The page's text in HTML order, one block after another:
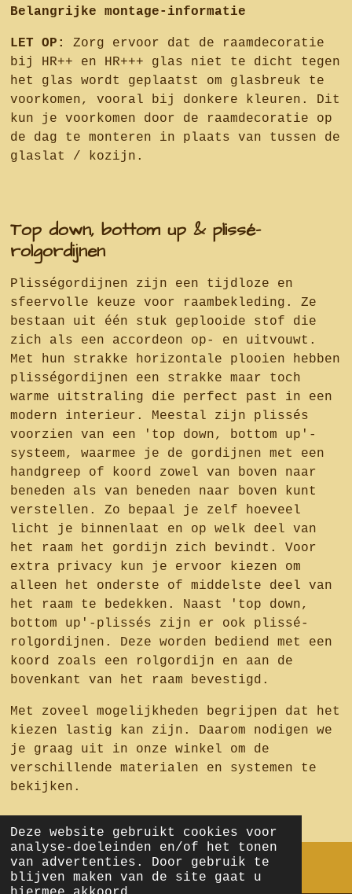
Deze website gebruikt cookies voor
analyse-doeleinden en/of het tonen
van advertenties. Door gebruik te
blijven maken van de site gaat u
Belangrijke montage-informatie
LET OP:
Zorg ervoor dat de raamdecoratie
bij HR++ en HR+++ glas niet te dicht tegen
het glas wordt geplaatst om glasbreuk te
voorkomen, vooral bij donkere kleuren. Dit
kun je voorkomen door de raamdecoratie op
de dag te monteren in plaats van tussen de
glaslat / kozijn.
Top down, bottom up & plissé-
rolgordijnen
Plisségordijnen zijn een tijdloze en
sfeervolle keuze voor raambekleding. Ze
bestaan uit één stuk geplooide stof die
zich als een accordeon op- en uitvouwt.
Met hun strakke horizontale plooien hebben
plisségordijnen een strakke maar toch
warme uitstraling die perfect past in een
modern interieur. Meestal zijn plissés
voorzien van een 'top down, bottom up'-
systeem, waarmee je de gordijnen met een
handgreep of koord zowel van boven naar
beneden als van beneden naar boven kunt
verstellen. Zo bepaal je zelf hoeveel
licht je binnenlaat en op welk deel van
het raam het gordijn zich bevindt. Voor
extra privacy kun je ervoor kiezen om
alleen het onderste of middelste deel van
het raam te bedekken. Naast 'top down,
bottom up'-plissés zijn er ook plissé-
rolgordijnen. Deze worden bediend met een
koord zoals een rolgordijn en aan de
bovenkant van het raam bevestigd.
Met zoveel mogelijkheden begrijpen dat het
kiezen lastig kan zijn. Daarom nodigen we
je graag uit in onze winkel om de
verschillende materialen en systemen te
bekijken.
I Y T P